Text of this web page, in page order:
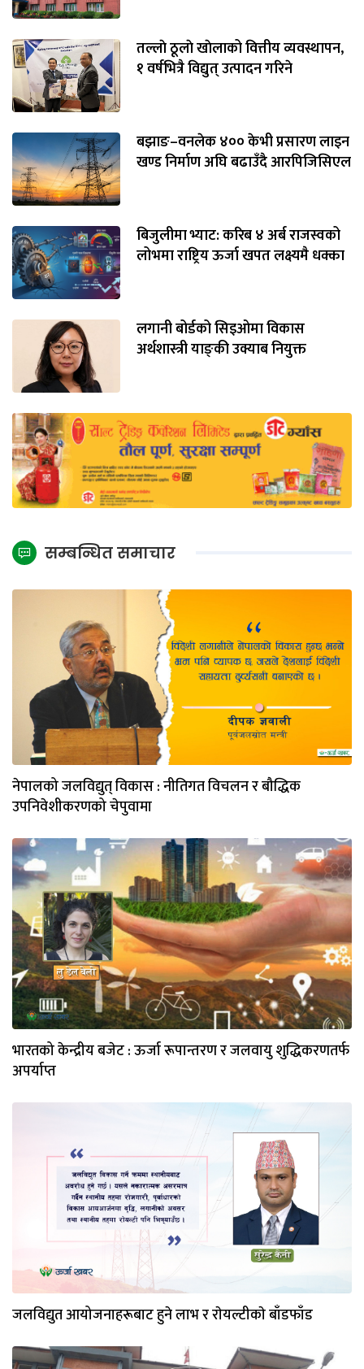
तल्लाे ठूलाे खाेलाको वित्तीय व्यवस्थापन,
१ वर्षभित्रै विद्युत् उत्पादन गरिने
बझाङ–वनलेक ४०० केभी प्रसारण लाइन
खण्ड निर्माण अघि बढाउँदै आरपिजिसिएल
बिजुलीमा भ्याट: करिब ४ अर्ब राजस्वको
लोभमा राष्ट्रिय ऊर्जा खपत लक्ष्यमै धक्का
लगानी बोर्डको सिइओमा विकास
अर्थशास्त्री याङ्‌की उक्याब नियुक्त
सम्बन्धित समाचार
नेपालको जलविद्युत् विकास : नीतिगत विचलन र बौद्धिक
उपनिवेशीकरणको चेपुवामा
भारतको केन्द्रीय बजेट : ऊर्जा रूपान्तरण र जलवायु शुद्धिकरणतर्फ
अपर्याप्त
जलविद्युत आयोजनाहरूबाट हुने लाभ र राेयल्टीकाे बाँडफाँड